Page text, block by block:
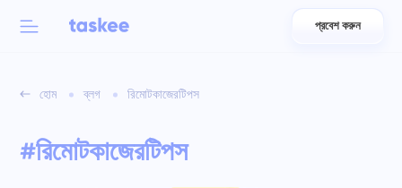
العربية
Azərbaycan
প্রবেশ করুন
হোম ব্লগ রিমোটকাজেরটিপস
#রিমোটকাজেরটিপস
Taskee বৈশিষ্ট্য
দলগুলির জন্য